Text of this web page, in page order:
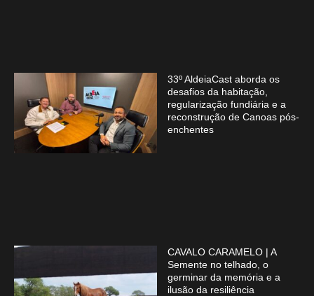
33º AldeiaCast aborda os
desafios da habitação,
regularização fundiária e a
reconstrução de Canoas pós-
enchentes
CAVALO CARAMELO | A
Semente no telhado, o
germinar da memória e a
ilusão da resiliência